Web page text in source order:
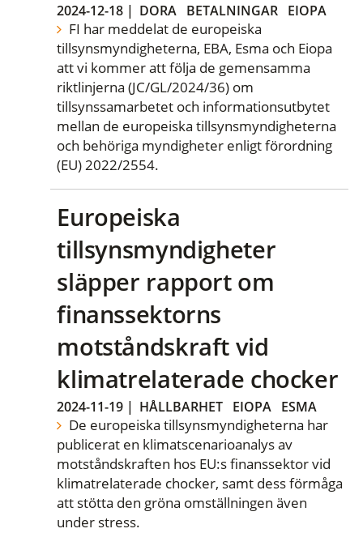
2024-12-18 | DORA BETALNINGAR EIOPA
FI har meddelat de europeiska
tillsynsmyndigheterna, EBA, Esma och Eiopa
att vi kommer att följa de gemensamma
riktlinjerna (JC/GL/2024/36) om
tillsynssamarbetet och informationsutbytet
mellan de europeiska tillsynsmyndigheterna
och behöriga myndigheter enligt förordning
(EU) 2022/2554.
Europeiska
tillsynsmyndigheter
släpper rapport om
finanssektorns
motståndskraft vid
klimatrelaterade chocker
2024-11-19 | HÅLLBARHET EIOPA ESMA
De europeiska tillsynsmyndigheterna har
publicerat en klimatscenarioanalys av
motståndskraften hos EU:s finanssektor vid
klimatrelaterade chocker, samt dess förmåga
att stötta den gröna omställningen även
under stress.